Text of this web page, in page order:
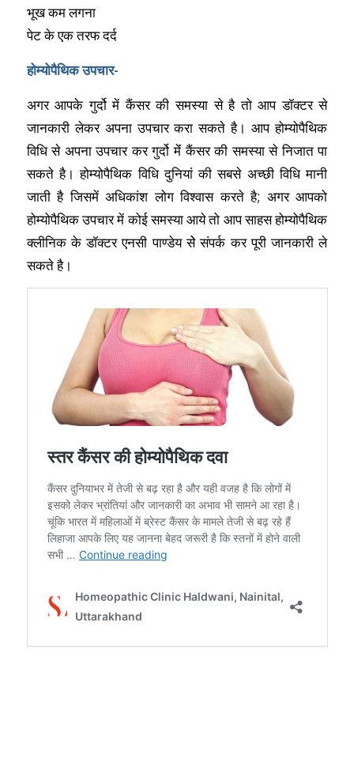
भूख कम लगना
पेट के एक तरफ दर्द
होम्योपैथिक उपचार-
अगर आपके गुर्दो में कैंसर की समस्या से है तो आप डॉक्टर से
जानकारी लेकर अपना उपचार करा सकते है। आप होम्योपैथिक
विधि से अपना उपचार कर गुर्दो मेंं कैंसर की समस्या से निजात पा
सकते है। होम्योपैथिक विधि दुनियां की सबसे अच्छी विधि मानी
जाती है जिसमें अधिकांश लोग विश्वास करते है; अगर आपको
होम्योपैथिक उपचार में कोई समस्या आये तो आप साहस होम्योपैथिक
क्लीनिक के डॉक्टर एनसी पाण्डेय सेे संपर्क कर पूरी जानकारी ले
सकते है।